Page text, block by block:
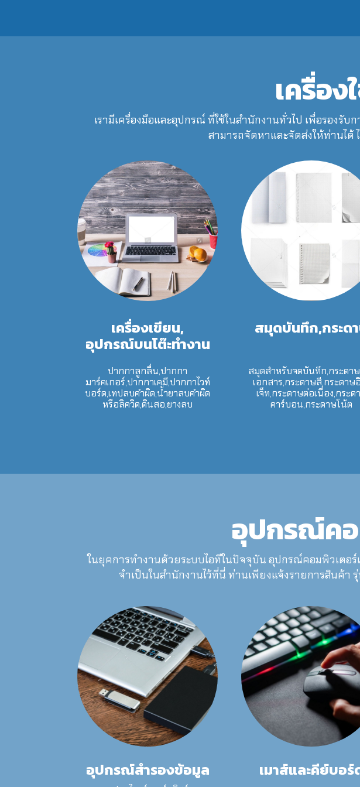
เครื่อง
เรามีเครื่องมือและอุปกรณ์ ที่ใช้ในสำนักงานทั่วไป เพื่อรองรั
สามารถจัดหาและจัดส่งให้ท่านได้
เครื่องเขียน,
อุปกรณ์บนโต๊ะทำงาน
ปากกาลูกลื่น,ปากกา
มาร์คเกอร์,ปากกาเคมี,ปากกาไวท์
บอร์ด,เทปลบคำผิด,น้ำยาลบคำผิด
หรือลิควิด,ดินสอ,ยางลบ
สมุดบันทึก,กระด
สมุดสำหรับจดบันทึก,กระดา
เอกสาร,กระดาษสี,กระดาษ
เจ็ท,กระดาษต่อเนื่อง,กระด
คาร์บอน,กระดาษโน้ต
อุปกรณ์คอ
ในยุคการทำงานด้วยระบบไอทีในปัจจุบัน อุปกรณ์คอมพิวเตอ
จำเป็นในสำนักงานไว้ที่นี่ ท่านเพียงแจ้งรายการสินค้า
อุปกรณ์สำรองข้อมูล เมาส์และคีย์บอร์